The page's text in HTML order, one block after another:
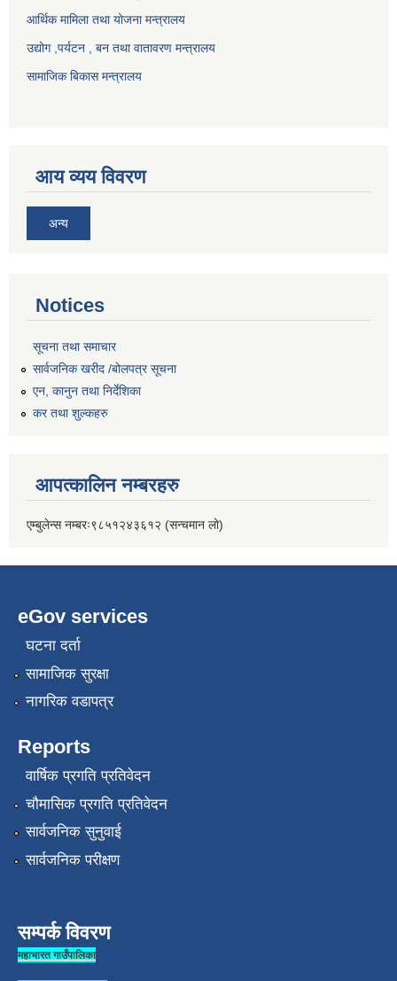
आर्थिक मामिला तथा योजना मन्त्रालय
उद्योग ,पर्यटन , बन तथा वातावरण मन्त्रालय
सामाजिक बिकास मन्त्रालय
आय व्यय विवरण
अन्य
Notices
सूचना तथा समाचार
सार्वजनिक खरीद /बोलपत्र सूचना
एन, कानुन तथा निर्देशिका
कर तथा शुल्कहरु
आपत्कालिन नम्बरहरु
एम्बुलेन्स नम्बरः९८५१२४३६१२ (सन्चमान लो)
eGov services
घटना दर्ता
सामाजिक सुरक्षा
नागरिक वडापत्र
Reports
वार्षिक प्रगति प्रतिवेदन
चौमासिक प्रगति प्रतिवेदन
सार्वजनिक सुनुवाई
सार्वजनिक परीक्षण
सम्पर्क विवरण
महाभारत गाउँपालिका